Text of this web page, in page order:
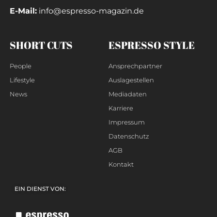
E-Mail: info@espresso-magazin.de
SHORT CUTS
People
Lifestyle
News
ESPRESSO STYLE
Ansprechpartner
Auslagestellen
Mediadaten
Karriere
Impressum
Datenschutz
AGB
Kontakt
EIN DIENST VON: